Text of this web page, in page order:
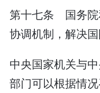
第十七条 国务院
协调机制，解决国
中央国家机关与
部门可以根据情